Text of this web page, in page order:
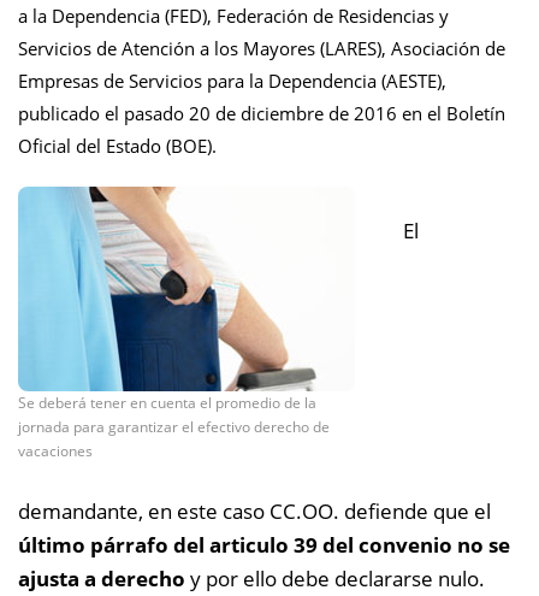
a la Dependencia (FED), Federación de Residencias y
Servicios de Atención a los Mayores (LARES), Asociación de
Empresas de Servicios para la Dependencia (AESTE),
publicado el pasado 20 de diciembre de 2016 en el Boletín
Oficial del Estado (BOE).
Se deberá tener en cuenta el promedio de la
jornada para garantizar el efectivo derecho de
vacaciones
El
demandante, en este caso CC.OO. defiende que el
último párrafo del articulo 39 del convenio no se
ajusta a derecho y por ello debe declararse nulo.